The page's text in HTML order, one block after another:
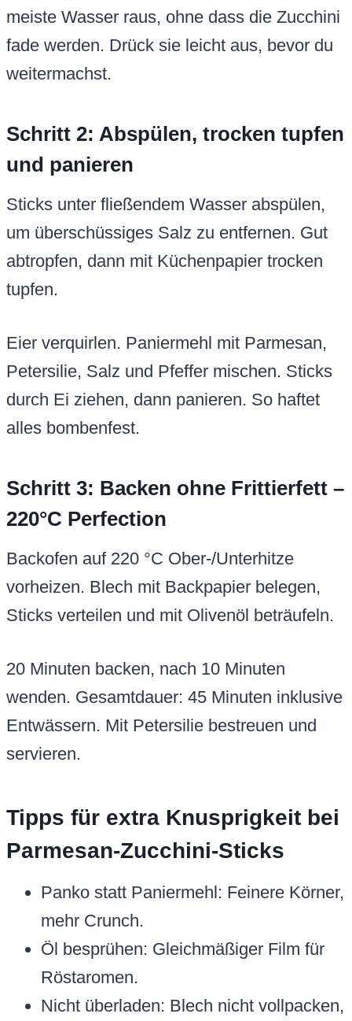
meiste Wasser raus, ohne dass die Zucchini
fade werden. Drück sie leicht aus, bevor du
weitermachst.
Schritt 2: Abspülen, trocken tupfen
und panieren
Sticks unter fließendem Wasser abspülen,
um überschüssiges Salz zu entfernen. Gut
abtropfen, dann mit Küchenpapier trocken
tupfen.
Eier verquirlen. Paniermehl mit Parmesan,
Petersilie, Salz und Pfeffer mischen. Sticks
durch Ei ziehen, dann panieren. So haftet
alles bombenfest.
Schritt 3: Backen ohne Frittierfett –
220°C Perfection
Backofen auf 220 °C Ober-/Unterhitze
vorheizen. Blech mit Backpapier belegen,
Sticks verteilen und mit Olivenöl beträufeln.
20 Minuten backen, nach 10 Minuten
wenden. Gesamtdauer: 45 Minuten inklusive
Entwässern. Mit Petersilie bestreuen und
servieren.
Tipps für extra Knusprigkeit bei
Parmesan-Zucchini-Sticks
Panko statt Paniermehl: Feinere Körner,
mehr Crunch.
Öl besprühen: Gleichmäßiger Film für
Röstaromen.
Nicht überladen: Blech nicht vollpacken,